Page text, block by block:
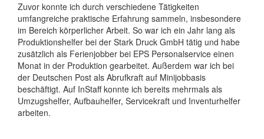
Zuvor konnte ich durch verschiedene Tätigkeiten
umfangreiche praktische Erfahrung sammeln, insbesondere
im Bereich körperlicher Arbeit. So war ich ein Jahr lang als
Produktionshelfer bei der Stark Druck GmbH tätig und habe
zusätzlich als Ferienjobber bei EPS Personalservice einen
Monat in der Produktion gearbeitet. Außerdem war ich bei
der Deutschen Post als Abrufkraft auf Minijobbasis
beschäftigt. Auf InStaff konnte ich bereits mehrmals als
Umzugshelfer, Aufbauhelfer, Servicekraft und Inventurhelfer
arbeiten.